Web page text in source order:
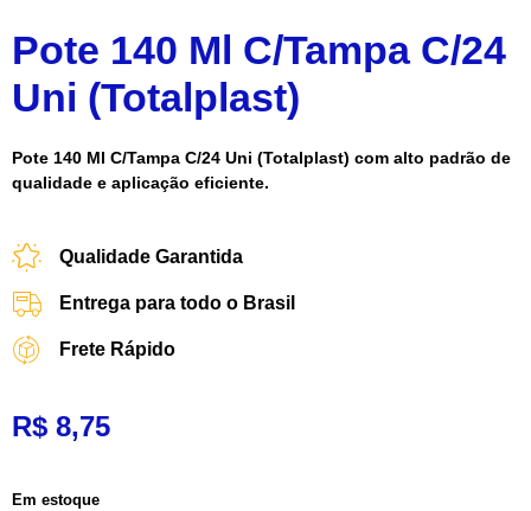
Pote 140 Ml C/Tampa C/24
Uni (Totalplast)
Pote 140 Ml C/Tampa C/24 Uni (Totalplast) com alto padrão de
qualidade e aplicação eficiente.
Qualidade Garantida
Entrega para todo o Brasil
Frete Rápido
R$ 8,75
Em estoque